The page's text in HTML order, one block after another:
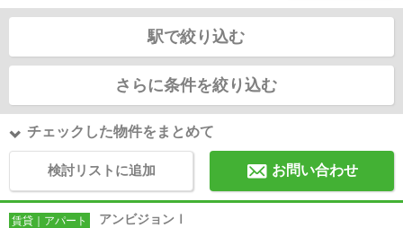
駅で絞り込む
さらに条件を絞り込む
チェックした物件をまとめて
検討リストに追加 お問い合わせ
賃貸｜アパート アンビジョンⅠ